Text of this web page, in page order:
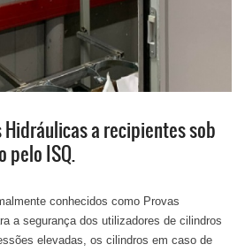
Hidráulicas a recipientes sob
pelo ISQ.
conhecidos como Provas
a segurança dos utilizadores de cilindros
elevadas, os cilindros em caso de